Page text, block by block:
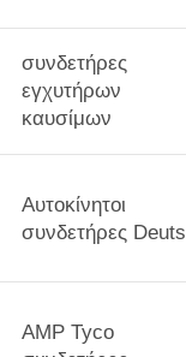
συνδετήρες
εγχυτήρων
καυσίμων
Αυτοκίνητοι
συνδετήρες
AMP Tyco